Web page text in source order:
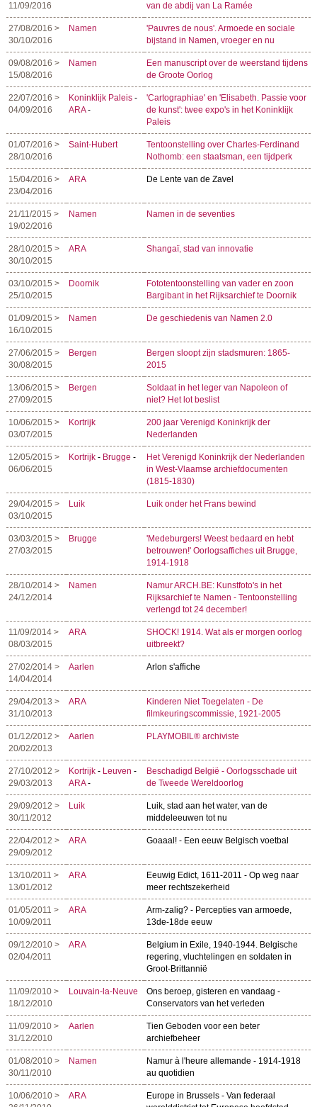
11/09/2016
van de abdij van La Ramée
27/08/2016 >
30/10/2016
Namen
'Pauvres de nous'. Armoede en sociale
bijstand in Namen, vroeger en nu
09/08/2016 >
15/08/2016
Namen
Een manuscript over de weerstand tijdens
de Groote Oorlog
22/07/2016 >
04/09/2016
Koninklijk Paleis-
ARA-
'Cartographiae' en 'Elisabeth. Passie voor
de kunst': twee expo's in het Koninklijk
Paleis
01/07/2016 >
28/10/2016
Saint-Hubert
Tentoonstelling over Charles-Ferdinand
Nothomb: een staatsman, een tijdperk
15/04/2016 >
23/04/2016
ARA De Lente van de Zavel
21/11/2015 >
19/02/2016
Namen Namen in de seventies
28/10/2015 >
30/10/2015
ARA Shangaï, stad van innovatie
03/10/2015 >
25/10/2015
Doornik
Fototentoonstelling van vader en zoon
Bargibant in het Rijksarchief te Doornik
01/09/2015 >
16/10/2015
Namen De geschiedenis van Namen 2.0
27/06/2015 >
30/08/2015
Bergen
Bergen sloopt zijn stadsmuren: 1865-
2015
13/06/2015 >
27/09/2015
Bergen
Soldaat in het leger van Napoleon of
niet? Het lot beslist
10/06/2015 >
03/07/2015
Kortrijk
200 jaar Verenigd Koninkrijk der
Nederlanden
12/05/2015 >
06/06/2015
Kortrijk - Brugge -
Het Verenigd Koninkrijk der Nederlanden
in West-Vlaamse archiefdocumenten
(1815-1830)
29/04/2015 >
03/10/2015
Luik Luik onder het Frans bewind
03/03/2015 >
27/03/2015
Brugge
'Medeburgers! Weest bedaard en hebt
betrouwen!' Oorlogsaffiches uit Brugge,
1914-1918
28/10/2014 >
24/12/2014
Namen
Namur ARCH.BE: Kunstfoto's in het
Rijksarchief te Namen - Tentoonstelling
verlengd tot 24 december!
11/09/2014 >
08/03/2015
ARA
SHOCK! 1914. Wat als er morgen oorlog
uitbreekt?
27/02/2014 >
14/04/2014
Aarlen Arlon s'affiche
29/04/2013 >
31/10/2013
ARA
Kinderen Niet Toegelaten - De
filmkeuringscommissie, 1921-2005
01/12/2012 >
20/02/2013
Aarlen PLAYMOBIL® archiviste
27/10/2012 >
29/03/2013
Kortrijk - Leuven -
ARA-
Beschadigd België - Oorlogsschade uit
de Tweede Wereldoorlog
29/09/2012 >
30/11/2012
Luik
Luik, stad aan het water, van de
middeleeuwen tot nu
22/04/2012 >
29/09/2012
ARA Goaaal! - Een eeuw Belgisch voetbal
13/10/2011 >
13/01/2012
ARA
Eeuwig Edict, 1611-2011 - Op weg naar
meer rechtszekerheid
01/05/2011 >
10/09/2011
ARA
Arm-zalig? - Percepties van armoede,
13de-18de eeuw
09/12/2010 >
02/04/2011
ARA
Belgium in Exile, 1940-1944. Belgische
regering, vluchtelingen en soldaten in
Groot-Brittannië
11/09/2010 >
18/12/2010
Louvain-la-Neuve
Ons beroep, gisteren en vandaag -
Conservators van het verleden
11/09/2010 >
31/12/2010
Aarlen
Tien Geboden voor een beter
archiefbeheer
01/08/2010 >
30/11/2010
Namen
Namur à l'heure allemande - 1914-1918
au quotidien
10/06/2010 >
ARA
Europe in Brussels - Van federaal